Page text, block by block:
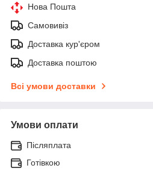
Нова Пошта
Самовивіз
Доставка кур'єром
Доставка поштою
Всі умови доставки
Умови оплати
Післяплата
Готівкою